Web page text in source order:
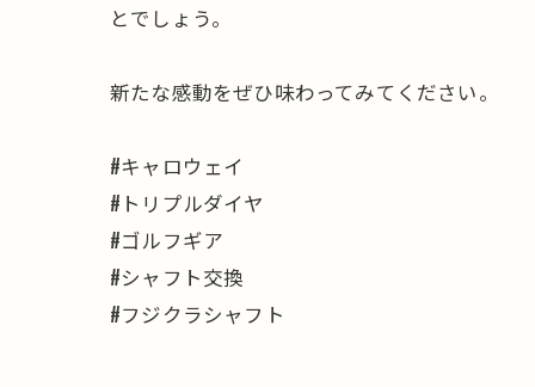
とでしょう。
新たな感動をぜひ味わってみてください。
#キャロウェイ
#トリプルダイヤ
#ゴルフギア
#シャフト交換
#フジクラシャフト